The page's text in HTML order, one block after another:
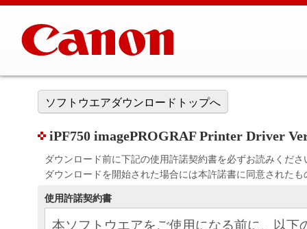
ソフトウエアダウンロードトップへ
iPF750 imagePROGRAF Printer Driver
ダウンロード前に下記の使用許諾契約書を必ずお読みくださ
ダウンロードを開始された場合には本許諾書に同意された
使用許諾契約書
本ソフトウエアをご使用になる前に、以下